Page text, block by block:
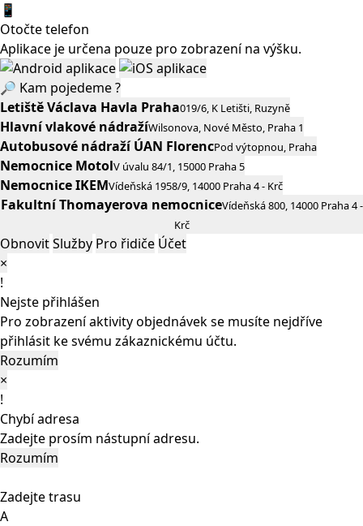
📱
Otočte telefon
Aplikace je určena pouze pro zobrazení na výšku.
🔎 Kam pojedeme ?
Letiště Václava Havla Praha019/6, K Letišti, Ruzyně
Hlavní vlakové nádražíWilsonova, Nové Město, Praha 1
Autobusové nádraží ÚAN FlorencPod výtopnou, Praha
Nemocnice MotolV úvalu 84/1, 15000 Praha 5
Nemocnice IKEMVídeňská 1958/9, 14000 Praha 4 - Krč
Fakultní Thomayerova nemocniceVídeňská 800, 14000 Praha 4 -
Krč
ObnovitSlužby Pro řidiče Účet
×
!
Nejste přihlášen
Pro zobrazení aktivity objednávek se musíte nejdříve
přihlásit ke svému zákaznickému účtu.
Rozumím
×
!
Chybí adresa
Zadejte prosím nástupní adresu.
Rozumím
Zadejte trasu
A